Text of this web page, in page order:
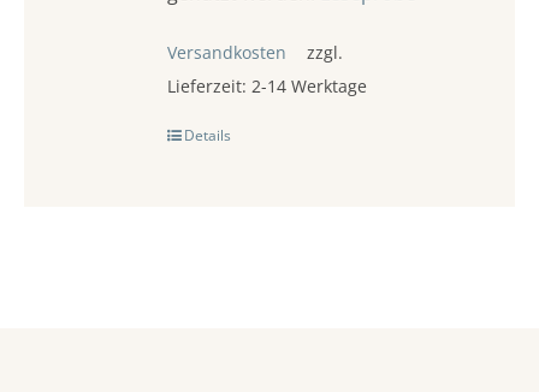
zzgl.
Versandkosten
Lieferzeit:2-14 Werktage
Details